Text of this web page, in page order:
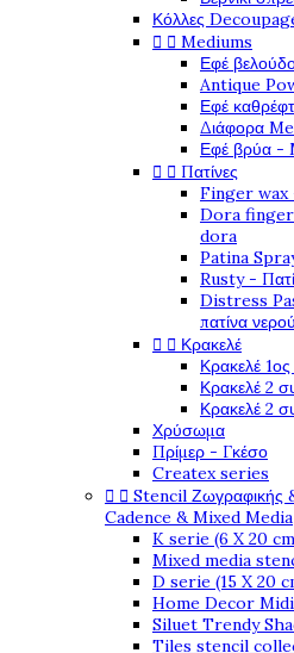
Κόλλες
  Mediums
Εφέ
Antique
Εφέ
Διάφορα
Εφέ βρύα -
  Πατίνες
Finger wax
Dora finger
dora
Patina
Rusty -
Distress
πατίνα
  Κρακελέ
Κρακελέ
Κρακελέ 2
Κρακελέ 2
Χρύσωμα
Πρίμερ - Γκέσο
Createx series
  Stencil Ζωγραφικής
Cadence & Mixed Media
K serie (6 X 20
Mixed media
D serie (15 X 20
Home Decor
Siluet Trendy
Tiles stencil